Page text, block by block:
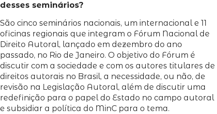
desses seminários?
São cinco seminários nacionais, um internacional e 11
oficinas regionais que integram o Fórum Nacional de
Direito Autoral, lançado em dezembro do ano
passado, no Rio de Janeiro. O objetivo do Fórum é
discutir com a sociedade e com os autores titulares de
direitos autorais no Brasil, a necessidade, ou não, de
revisão na Legislação Autoral, além de discutir uma
redefinição para o papel do Estado no campo autoral
e subsidiar a política do MinC para o tema.